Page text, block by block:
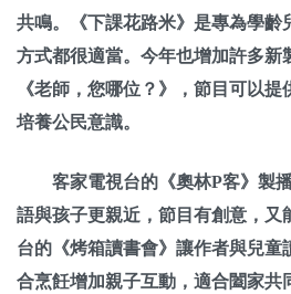
共鳴。《下課花路米》是專為學齡
方式都很適當。今年也增加許多新
《老師，您哪位？》，節目可以提
培養公民意識。
客家電視台的《奧林P客》製播
語與孩子更親近，節目有創意，又
台的《烤箱讀書會》讓作者與兒童
合烹飪增加親子互動，適合闔家共